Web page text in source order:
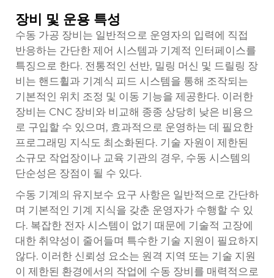
장비 및 운용 특성
수동 가공 장비는 일반적으로 운영자의 입력에 직접
반응하는 간단한 제어 시스템과 기계적 인터페이스를
특징으로 한다. 전통적인 선반, 밀링 머신 및 드릴링 장
비는 핸드휠과 기계식 피드 시스템을 통해 조작되는
기본적인 위치 조정 및 이동 기능을 제공한다. 이러한
장비는 CNC 장비와 비교해 종종 상당히 낮은 비용으
로 구입할 수 있으며, 효과적으로 운영하는 데 필요한
프로그래밍 지식도 최소화된다. 기술 자원이 제한된
소규모 작업장이나 교육 기관의 경우, 수동 시스템의
단순성은 장점이 될 수 있다.
수동 기계의 유지보수 요구 사항은 일반적으로 간단하
며 기본적인 기계 지식을 갖춘 운영자가 수행할 수 있
다. 복잡한 전자 시스템이 없기 때문에 기술적 고장에
대한 취약성이 줄어들며 특수한 기술 지원이 필요하지
않다. 이러한 신뢰성 요소는 원격 지역 또는 기술 지원
이 제한된 환경에서의 작업에 수동 장비를 매력적으로